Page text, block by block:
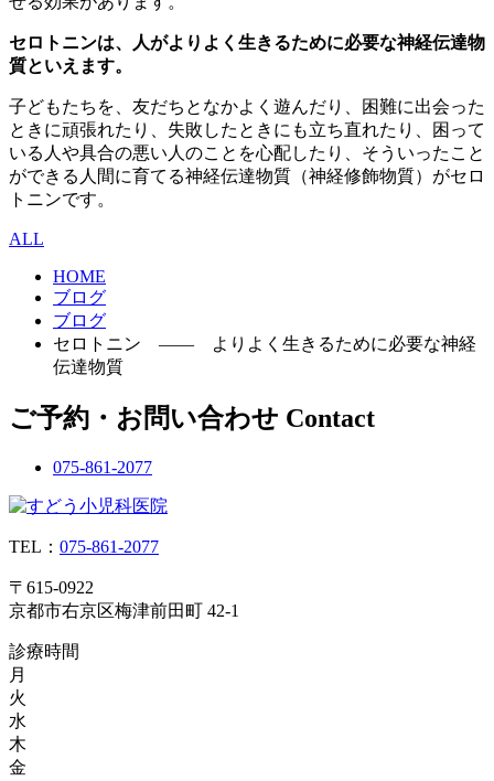
セロトニンは、人がよりよく生きるために必要な神経伝達物
質といえます。
子どもたちを、友だちとなかよく遊んだり、困難に出会った
ときに頑張れたり、失敗したときにも立ち直れたり、困って
いる人や具合の悪い人のことを心配したり、そういったこと
ができる人間に育てる神経伝達物質（神経修飾物質）がセロ
トニンです。
ALL
HOME
ブログ
ブログ
セロトニン ―― よりよく生きるために必要な神経
伝達物質
ご予約・お問い合わせ Contact
075-861-2077
TEL： 075-861-2077
〒615-0922
京都市右京区梅津前田町 42-1
診療時間
月
火
水
木
金